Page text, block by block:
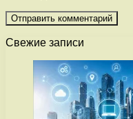
Свежие записи